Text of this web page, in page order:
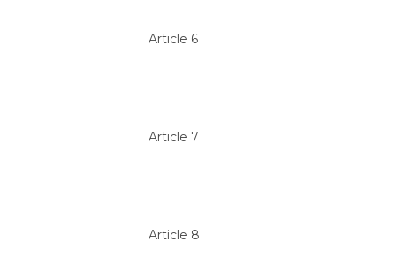
Article 6
Article 7
Article 8